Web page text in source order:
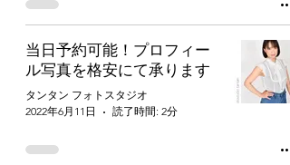
当日予約可能！プロフィー
ル写真を格安にて承ります
タンタン フォトスタジオ
2022年6月11日
読了時間: 2分